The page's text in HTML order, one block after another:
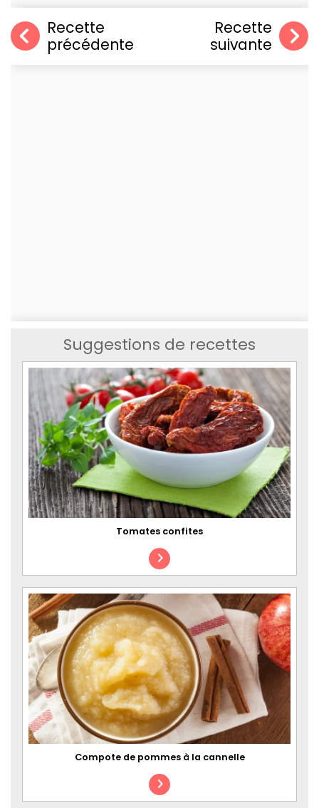
Recette
précédente
Recette
suivante
Suggestions de recettes
Tomates confites
Compote de pommes à la cannelle